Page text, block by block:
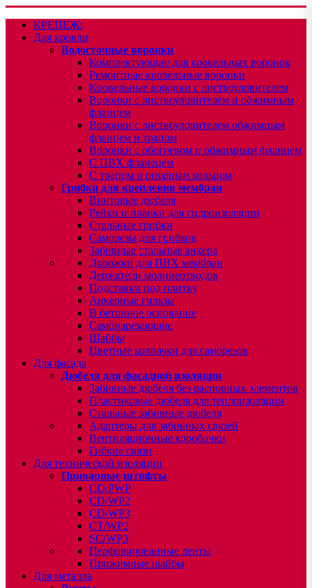
КРЕПЕЖ:
Для кровли
Водосточные воронки
Комплектующие для кровельных воронок
Ремонтные кровельные воронки
Кровельные воронки с листвоуловителем
Воронки с листвоуловителем и обжимным
фланцем
Воронки с листвоуловителем обжимным
фланцем и трапом
Воронки с обогревом и обжимным фланцем
С ПВХ фланецем
С трапом и опорным кольцом
Грибки для крепления мембран
Винтовые дюбеля
Рейки и планки для гидроизоляции
Стальные грибки
Саморезы для грибков
Забивные стальные анкера
Дорожки для ПВХ мембран
Держатели молниеотводов
Подставки под плитку
Анкерные гильзы
В бетонное основание
Самонарезающие
Шайбы
Цветные колпачки для саморезов
Для фасада
Дюбеля для фасадной изоляции
Забивные дюбеля без распорных элементов
Пластиковые дюбеля для теплоизоляции
Стальные забивные дюбеля
Адаптеры для забивных связей
Вентиляционные коробочки
Гибкие связи
Для технической изоляции
Приварные штифты
CD/PWP
CD/WP2
CD/WP3
CT/WP2
SC/WP3
Перфорированные ленты
Прижимные шайбы
Для металла